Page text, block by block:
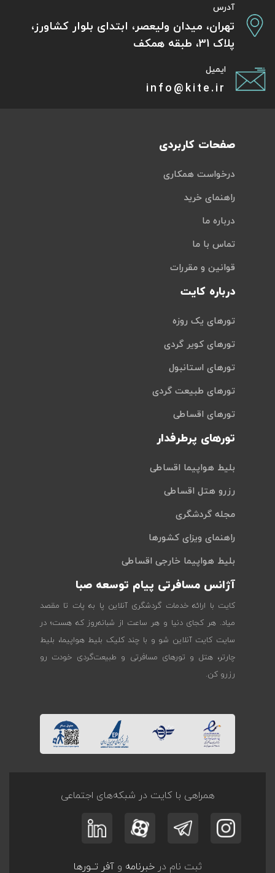
آدرس
تهران، میدان ولیعصر، ابتدای بلوار کشاورز،
پلاک 31، طبقه همکف
ایمیل
info@kite.ir
صفحات کاربردی
درخواست همکاری
راهنمای خرید
درباره ما
تماس با ما
قوانین و مقررات
درباره کایت
تورهای یک روزه
تورهای کویر گردی
تورهای استانبول
تورهای طبیعت گردی
تورهای اقساطی
تورهای پرطرفدار
بلیط هواپیما اقساطی
رزرو هتل اقساطی
مجله گردشگری
راهنمای ویزای کشورها
بلیط هواپیما خارجی اقساطی
آژانس مسافرتی پیام توسعه صبا
کایت با ارائه خدمات گردشگری آنلاین پا به پات تا مقصد
میاد. هر کجای دنیا و هر ساعت از شبانه‌روز که هست؛ در
سایت کایت آنلاین شو و با چند کلیک بلیط هواپیما، بلیط
چارتر، هتل و تورهای مسافرتی و طبیعت‌گردی خودت رو
رزرو کن.
همراهی با کایت در شبکه‌های اجتماعی
ثبت نام درخبرنامه وآفر تــورها